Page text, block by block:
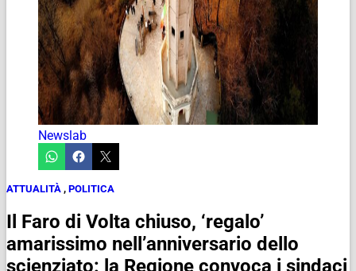
Newslab
ATTUALITÀ , POLITICA
Il Faro di Volta chiuso, ‘regalo’
amarissimo nell’anniversario dello
scienziato: la Regione convoca i sindaci